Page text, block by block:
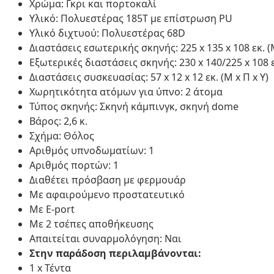
Χρώμα: Γκρι και πορτοκαλί
Υλικό: Πολυεστέρας 185Τ με επίστρωση PU
Υλικό διχτυού: Πολυεστέρας 68D
Διαστάσεις εσωτερικής σκηνής: 225 x 135 x 108 εκ.
Εξωτερικές διαστάσεις σκηνής: 230 x 140/225 x
Διαστάσεις συσκευασίας: 57 x 12 x 12 εκ. (Μ x Π x Υ)
Χωρητικότητα ατόμων για ύπνο: 2 άτομα
Τύπος σκηνής: Σκηνή κάμπινγκ, σκηνή dome
Βάρος: 2,6 κ.
Σχήμα: Θόλος
Αριθμός υπνοδωματίων: 1
Αριθμός πορτών: 1
Διαθέτει πρόσβαση με φερμουάρ
Με αφαιρούμενο προστατευτικό
Με E-port
Με 2 τσέπες αποθήκευσης
Απαιτείται συναρμολόγηση: Ναι
Στην παράδοση περιλαμβάνονται:
1 x Τέντα